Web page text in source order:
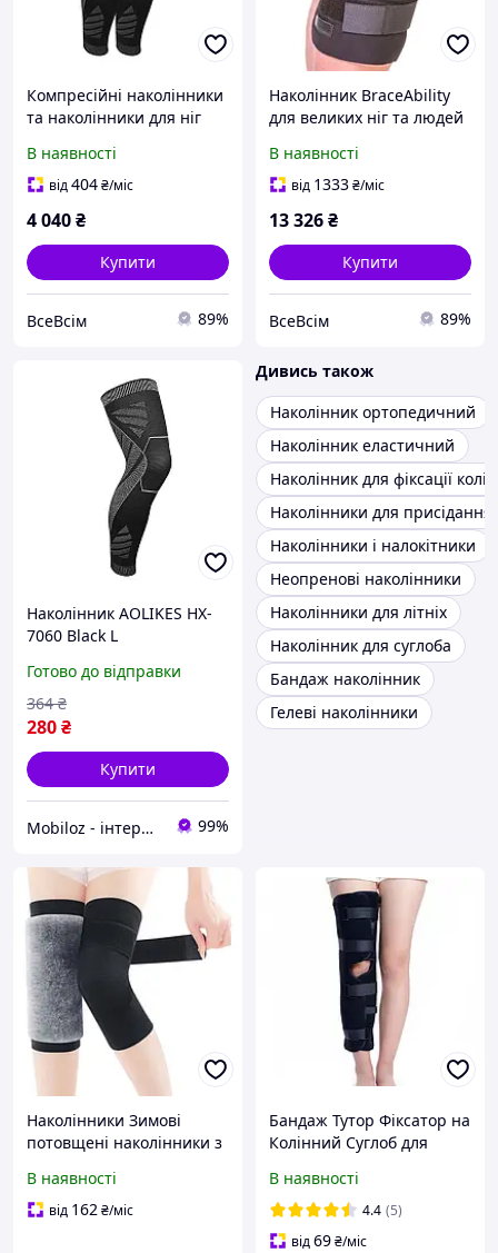
Компресійні наколінники
та наколінники для ніг
наколінники з
антиковзаючою
підходять
В наявності
від404₴/міс
4 040₴
Купити
ВсеВсім 89%
Наколінник BraceAbility
для великих ніг та людей
Захист колінної чашечки
від хондромаляції,
В наявності
від 1333₴/міс
13 326₴
Купити
ВсеВсім 89%
Наколінник AOLIKES HX-
7060 Black L
спортивні захисні
пристосування для ніг 5
шт.
Готово до відправки
280₴
364 ₴
Купити
Mobiloz - інтернет-магазин Мобілоз 99%
Дивись також
Наколінник ортопедичний
Наколінник еластичний
Наколінник для фіксації
Наколінники для присідання
Наколінники і налокітники
Неопренові наколінники
Наколінники для літніх
Наколінник для суглоба
Бандаж наколінник
Гелеві наколінники
Наколінники Зимові
потовщені наколінники з
Регульовані наколінники
зі штучного хутра
В наявності
від 162₴/міс
Бандаж Тутор Фіксатор на
Колінний Суглоб для
- Регулюючий Ортез
Жорстка Шина
Наколінник Фіксатор Ноги
В наявності
4.4 (5)
від69₴/міс